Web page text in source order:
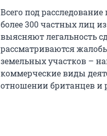
Всего под
более 300 частных лиц
выясняют легальность
рассматриваются
земельных участков –
коммерческие виды
отношении британцев и